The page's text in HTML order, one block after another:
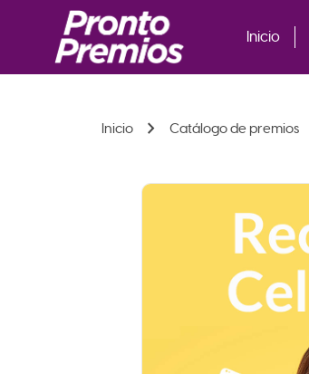
Inicio
Inicio chevron_right Catálogo de premios